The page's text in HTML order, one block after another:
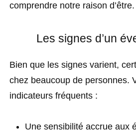
comprendre notre raison d’être.
Les signes d’un
Bien que les signes varient,
chez beaucoup de personnes.
indicateurs fréquents :
Une sensibilité accrue aux